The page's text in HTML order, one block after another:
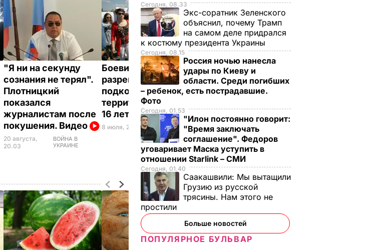
"Я ни на секунду
сознания не терял".
Плотницкий
показался
журналистам после
покушения. Видео
20 августа,
20.03
ВОЙНА В
УКРАИНЕ
Боевики "ЛНР"
разрешили на
подконтрольной им
территории браки с
16 лет
8 июля, 21.33ВОЙНА В УКРАИНЕ
Сегодня, 08.33
Экс-соратник Зеленского
объяснил, почему Трамп
на самом деле придрался
к костюму президента Украины
Сегодня, 08.15
Россия ночью нанесла
удары по Киеву и
области. Среди погибших
– ребенок, есть пострадавшие.
Фото
Сегодня, 01.53
"Илон постоянно говорит:
"Время заключать
соглашение". Федоров
уговаривает Маска уступить в
отношении Starlink – СМИ
Сегодня, 01.40
Саакашвили: Мы вытащили
Грузию из русской
трясины. Нам этого не
простили
Больше новостей
ПОПУЛЯРНОЕ БУЛЬВАР